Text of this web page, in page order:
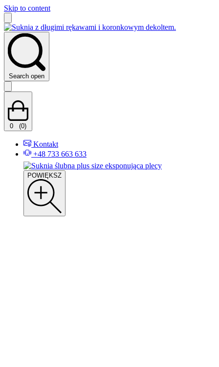
Skip to content
Search open
0 (0)
Kontakt
+48 733 663 633
POWIĘKSZ